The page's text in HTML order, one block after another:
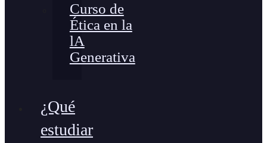
Curso de
Ética en la
lA
Generativa
¿Qué
estudiar